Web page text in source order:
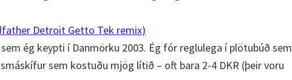
Detroit Getto Tek remix)
ég keypti í Danmörku 2003. Ég fór reglulega í plötubúð sem
sem kostuðu mjög lítið – oft bara 2-4 DKR (þeir voru